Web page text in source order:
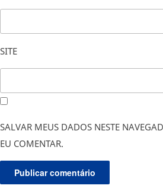
SITE
SALVAR MEUS DADOS NESTE
EU COMENTAR.